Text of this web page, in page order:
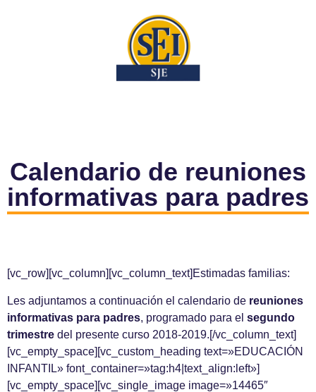
Calendario de reuniones
informativas para padres
[vc_row][vc_column][vc_column_text]Estimadas familias:
Les adjuntamos a continuación el calendario de reuniones
informativas para padres, programado para el segundo
trimestre del presente curso 2018-2019.[/vc_column_text]
[vc_empty_space][vc_custom_heading text=»EDUCACIÓN
INFANTIL» font_container=»tag:h4|text_align:left»]
[vc_empty_space][vc_single_image image=»14465″